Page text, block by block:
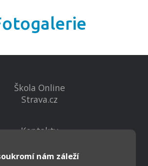
nám záleží
Škola Online
Strava.cz
Kontakty
Virtuální prohlídka